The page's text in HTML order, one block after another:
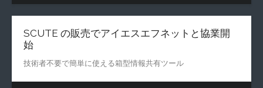
SCUTE の販売でアイエスエフネットと協業開
始
技術者不要で簡単に使える箱型情報共有ツール